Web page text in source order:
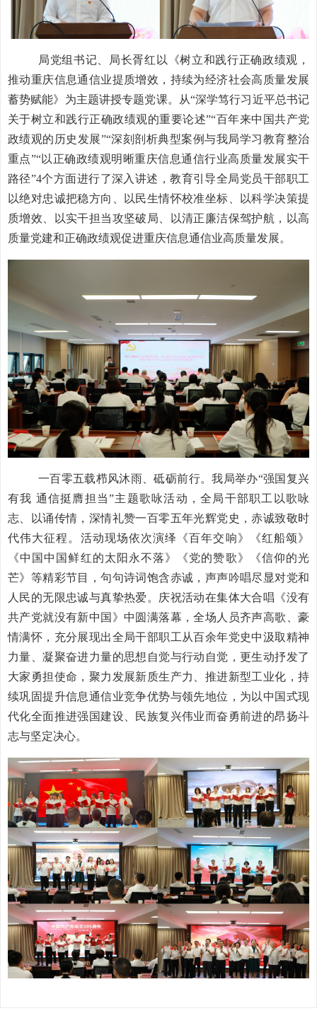
局党组书记、局长胥红以《树立和践行正确政绩观，
推动重庆信息通信业提质增效，持续为经济社会高质量发展
蓄势赋能》为主题讲授专题党课。 从“深学笃行习近平总书记
关于树立和践行正确政绩观的重要论述”“百年来中国共产党
政绩观的历史发展”“深刻剖析典型案例与我局学习教育整治
重点”“以正确政绩观明晰重庆信息通信行业高质量发展实干
路径”4个方面进行了深入讲述，教育引导全局党员干部职工
以绝对忠诚把稳方向、以民生情怀校准坐标、以科学决策提
质增效、以实干担当攻坚破局、以清正廉洁保驾护航，以高
质量党建和正确政绩观促进重庆信息通信业高质量发展。
一百零五载栉风沐雨、砥砺前行。我局举办“强国复兴
有我 通信挺膺担当”主题歌咏活动，全局干部职工以歌咏
志、以诵传情，深情礼赞一百零五年光辉党史，赤诚致敬时
代伟大征程。活动现场依次演绎
《百年交响》《红船颂》
《中国中国鲜红的太阳永不落》《党的赞歌》《信仰的光
芒》等精彩节目，句句诗词饱含赤诚，声声吟唱尽显对党和
人民的无限忠诚与真挚热爱。 庆祝活动在集体大合唱《没有
共产党就没有新中国》中圆满落幕，全场人员齐声高歌、豪
情满怀，充分展现出全局干部职工从百余年党史中汲取精神
力量、凝聚奋进力量的思想自觉与行动自觉，更生动抒发了
大家勇担使命，聚力发展新质生产力、推进新型工业化，持
续巩固提升信息通信业竞争优势与领先地位，为以中国式现
代化全面推进强国建设、民族复兴伟业而奋勇前进的昂扬斗
志与坚定决心。